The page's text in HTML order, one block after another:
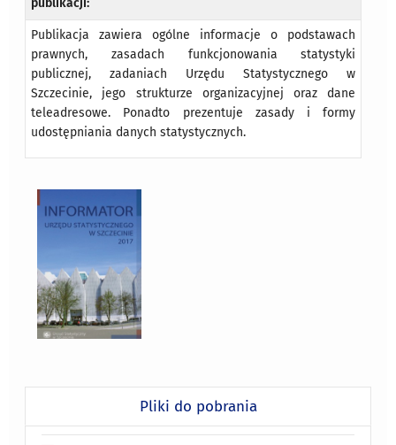
publikacji:
Publikacja zawiera ogólne informacje o podstawach
prawnych, zasadach funkcjonowania statystyki
publicznej, zadaniach Urzędu Statystycznego w
Szczecinie, jego strukturze organizacyjnej oraz dane
teleadresowe. Ponadto prezentuje zasady i formy
udostępniania danych statystycznych.
Pliki do pobrania